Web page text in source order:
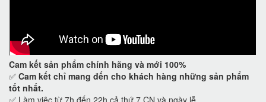
Cam kết sản phẩm chính hãng và mới 100%
✅ Cam kết chỉ mang đến cho khách hàng những sản phẩm
tốt nhất.
✅ Làm việc từ 7h đến 22h cả thứ 7,CN và ngày lễ